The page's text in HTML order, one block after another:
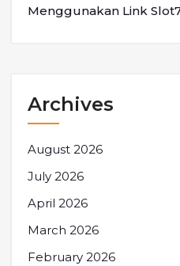
Menggunakan Link
Archives
August 2026
July 2026
April 2026
March 2026
February 2026